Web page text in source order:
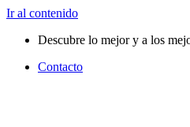
Ir al contenido
Descubre lo mejor y a los
Contacto